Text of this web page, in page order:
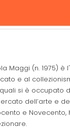
Maggi (n. 1975)
e al
si è occupato
dell’arte e
e